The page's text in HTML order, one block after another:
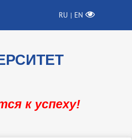
RU | EN
к успеху!